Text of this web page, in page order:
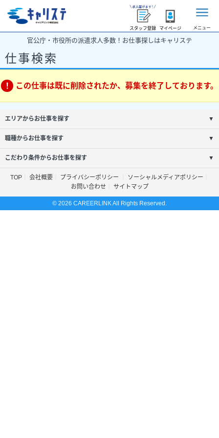
スタッフ登録 マイページ メニュー
官公庁・市役所の派遣求人多数！お仕事探しはキャリステ
仕事検索
この仕事は既に削除されたか、募集を終了しております。
エリアからお仕事を探す ▼
職種からお仕事を探す ▼
こだわり条件からお仕事を探す ▼
TOP 会社概要 プライバシーポリシー
ソーシャルメディアポリシー
お問い合わせ
サイトマップ
© 2026 CAREERLINK All Rights Reserved.